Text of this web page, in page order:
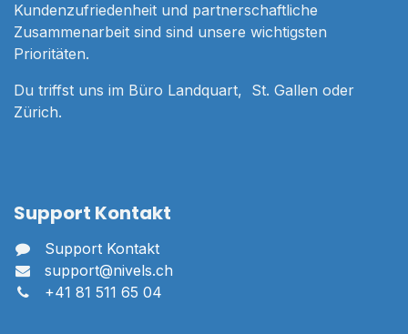
Kundenzufriedenheit und partnerschaftliche
Zusammenarbeit sind sind unsere wichtigsten
Prioritäten.
Du triffst uns im Büro Landquart, St. Gallen oder
Zürich.
Support Kontakt
Support Kontakt
support@nivels.ch
+41 81 511 65 04